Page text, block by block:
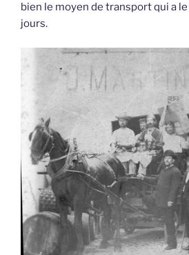
bien le moyen de transport qui a
jours.